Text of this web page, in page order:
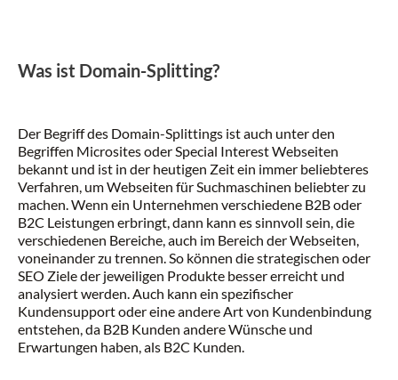
Was ist Domain-Splitting?
Der Begriff des Domain-Splittings ist auch unter den
Begriffen Microsites oder Special Interest Webseiten
bekannt und ist in der heutigen Zeit ein immer beliebteres
Verfahren, um Webseiten für Suchmaschinen beliebter zu
machen. Wenn ein Unternehmen verschiedene B2B oder
B2C Leistungen erbringt, dann kann es sinnvoll sein, die
verschiedenen Bereiche, auch im Bereich der Webseiten,
voneinander zu trennen. So können die strategischen oder
SEO Ziele der jeweiligen Produkte besser erreicht und
analysiert werden. Auch kann ein spezifischer
Kundensupport oder eine andere Art von Kundenbindung
entstehen, da B2B Kunden andere Wünsche und
Erwartungen haben, als B2C Kunden.